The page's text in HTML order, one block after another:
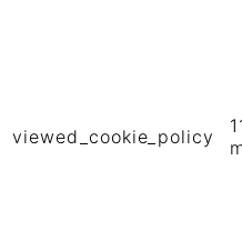
viewed_cookie_policy